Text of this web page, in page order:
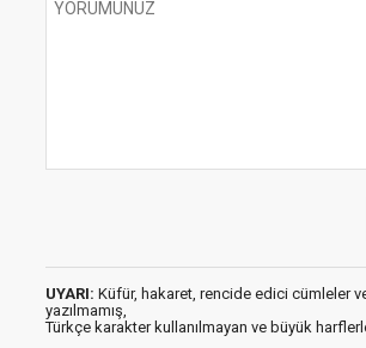
UYARI: Küfür, hakaret, rencide edici cümleler
yazılmamış,
Türkçe karakter kullanılmayan ve büyük